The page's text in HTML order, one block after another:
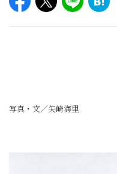
写真・文／矢崎海里